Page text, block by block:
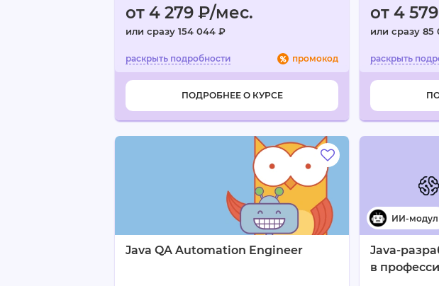
от 4 279 ₽/мес.
или сразу 154 044 ₽
промокод
ПОДРОБНЕЕ О КУРСЕ
от 4
или сразу 85
Java QA Automation Engineer
Java-
в